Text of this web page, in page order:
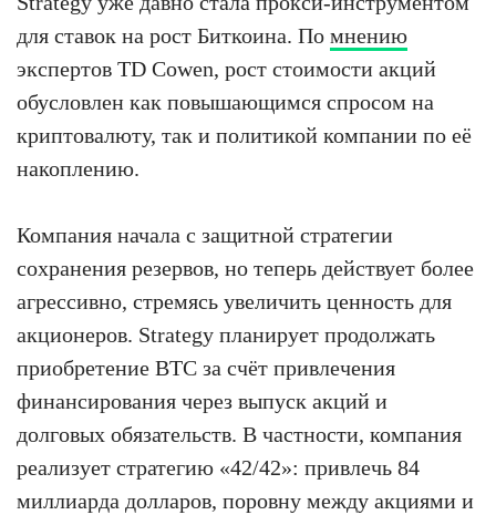
для ставок на рост Биткоина. По мнению
экспертов TD Cowen, рост стоимости акций
обусловлен как повышающимся спросом на
криптовалюту, так и политикой компании по её
накоплению.
Компания начала с защитной стратегии
сохранения резервов, но теперь действует более
агрессивно, стремясь увеличить ценность для
акционеров. Strategy планирует продолжать
приобретение BTC за счёт привлечения
финансирования через выпуск акций и
долговых обязательств. В частности, компания
реализует стратегию «42/42»: привлечь 84
миллиарда долларов, поровну между акциями и